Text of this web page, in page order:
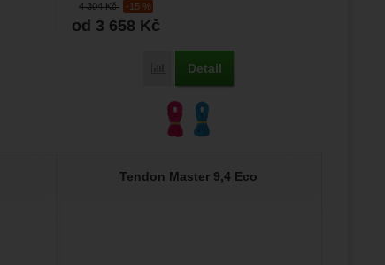
Pro 9,7 Complete Shield' k porovnání
4 304Kč -15 %
od 3 658 Kč
Přidat 'Tendon Master 9,7 TeFIX
Detail
Tendon Master 9,4 Eco